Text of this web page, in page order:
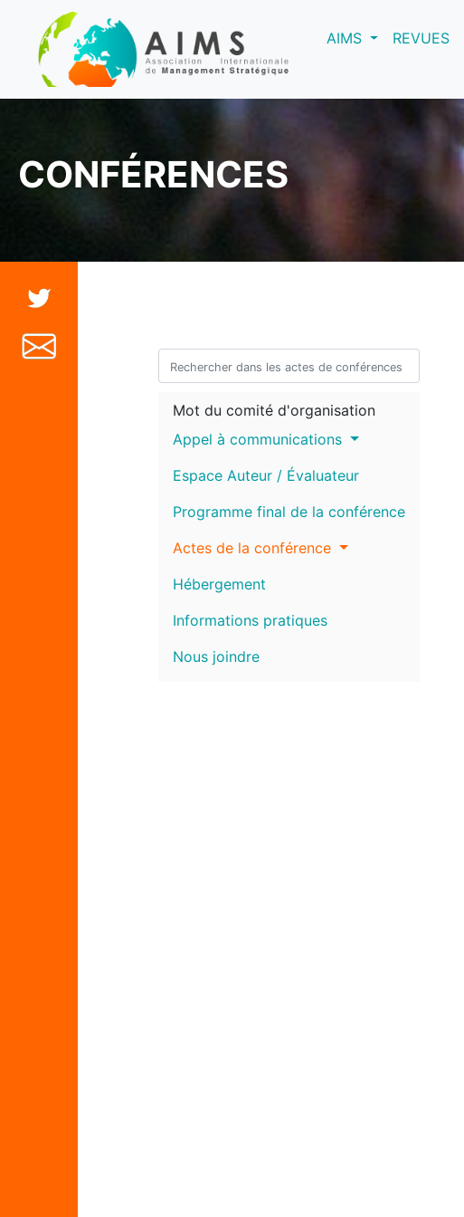
AIMS(current)REVUES
CONFÉRENCES
Mot du comité d'organisation
Appel à communications
Espace Auteur / Évaluateur
Programme final de la conférence
Actes de la conférence
Hébergement
Informations pratiques
Nous joindre